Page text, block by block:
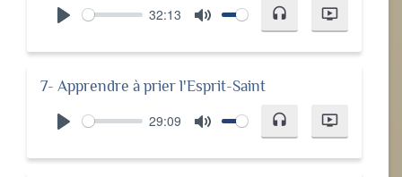
32:13 headset ondemand_video
7- Apprendre à prier l'Esprit-Saint
29:09 headset ondemand_video